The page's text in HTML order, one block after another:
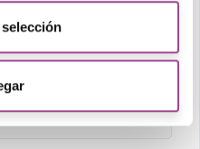
web
propio de ingenieros